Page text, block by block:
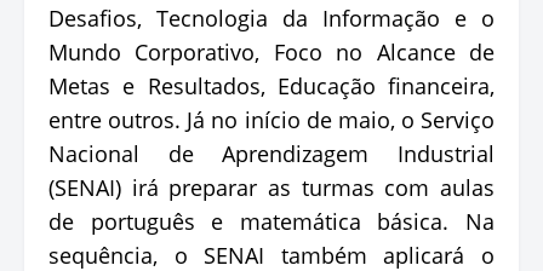
Desafios, Tecnologia da Informação e o
Mundo Corporativo, Foco no Alcance de
Metas e Resultados, Educação financeira,
entre outros. Já no início de maio, o Serviço
Nacional de Aprendizagem Industrial
(SENAI) irá preparar as turmas com aulas
de português e matemática básica. Na
sequência, o SENAI também aplicará o